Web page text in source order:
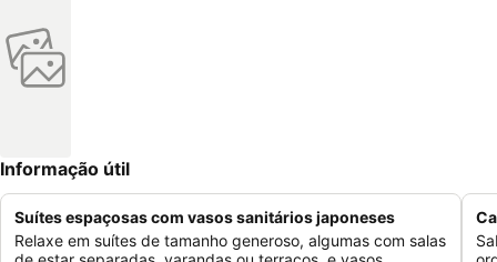
Informação útil
Suítes espaçosas com vasos sanitários japoneses
Relaxe em suítes de tamanho generoso, algumas com salas